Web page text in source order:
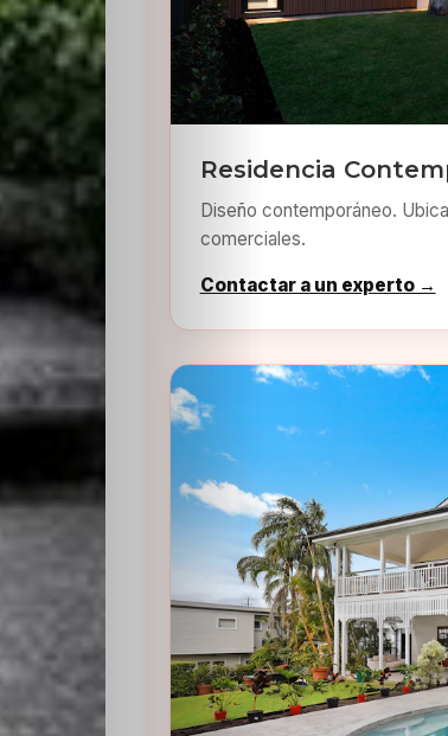
Residencia
Diseño contemporáneo.
comerciales.
Contactar a un experto →